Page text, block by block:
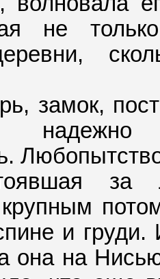
не
замок,
за
и
она на